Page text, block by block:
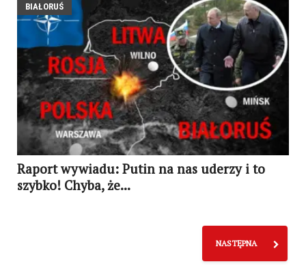
BIAŁORUŚ
Raport wywiadu: Putin na nas uderzy i to
szybko! Chyba, że...
NASTĘPNA